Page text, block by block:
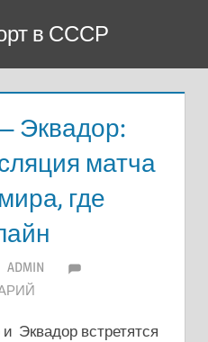
в СССР
Эквадор:
матча
где
ADMIN
Эквадор встретятся